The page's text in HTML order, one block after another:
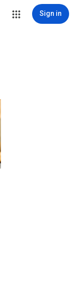
Sign in